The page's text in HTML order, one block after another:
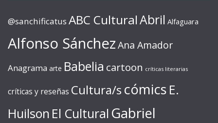
@sanchificatus ABC CulturalAbril Alfaguara
Alfonso SánchezAna Amador
Anagrama arte Babelia cartoon críticas literarias
críticas y reseñas Cultura/s cómics E.
Huilson El Cultural Gabriel